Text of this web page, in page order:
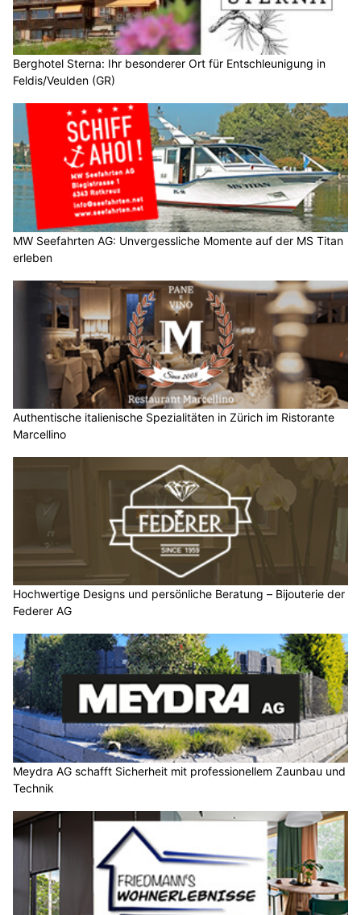
Berghotel Sterna: Ihr besonderer Ort für Entschleunigung in
Feldis/Veulden (GR)
MW Seefahrten AG: Unvergessliche Momente auf der MS Titan
erleben
Authentische italienische Spezialitäten in Zürich im Ristorante
Marcellino
Hochwertige Designs und persönliche Beratung – Bijouterie der
Federer AG
Meydra AG schafft Sicherheit mit professionellem Zaunbau und
Technik